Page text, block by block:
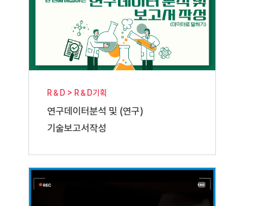
R＆D > R＆D기획
연구데이터분석 및 (연구)
기술보고서작성